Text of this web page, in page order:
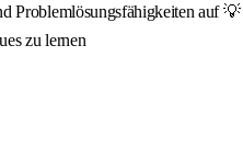
Problemlösungsfähigkeiten auf 💡
zu lernen